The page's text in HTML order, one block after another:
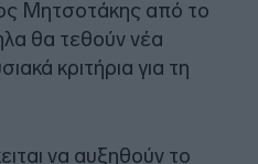
Μητσοτάκης από το
θα τεθούν νέα
κριτήρια για τη
να αυξηθούν το